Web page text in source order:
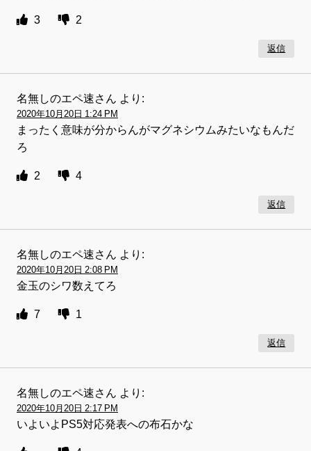
3 2
返信
名無しのエペ速さん より:
2020年10月20日 1:24 PM
まったく意味が分からんがマグネシウムみたいなもんだ
ろ
2 4
返信
名無しのエペ速さん より:
2020年10月20日 2:08 PM
金玉のシワ数えてろ
7 1
返信
名無しのエペ速さん より:
2020年10月20日 2:17 PM
いよいよPS5対応発表への布石かな